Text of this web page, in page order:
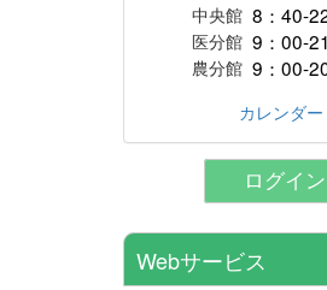
中央館 8：40-
医分館 9：00-
農分館 9：00-
カレンダー
ログイン
Webサービス